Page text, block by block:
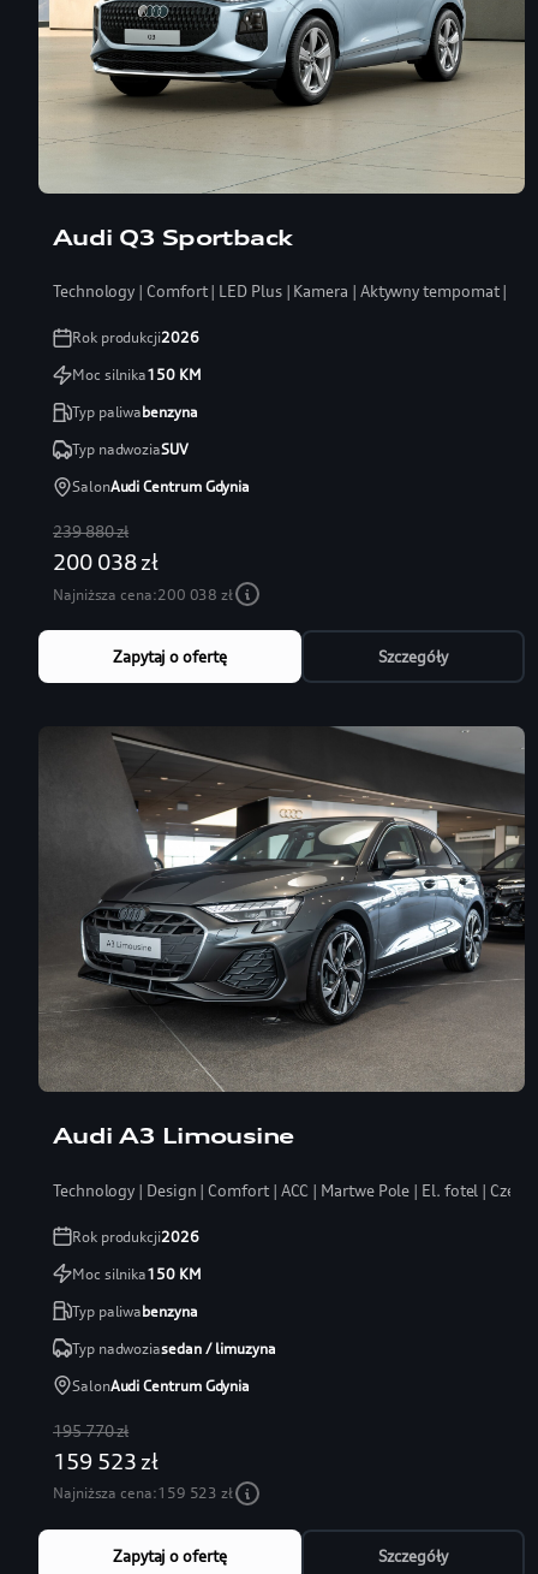
Audi Q3 Sportback
Technology | Comfort | LED Plus | Kamera | Aktywny tempomat |
Rok produkcji2026
Moc silnika150KM
Typ paliwabenzyna
Typ nadwoziaSUV
SalonAudi Centrum Gdynia
239 880 zł
200 038 zł
Najniższa cena:200 038 zł
Zapytaj o ofertę Szczegóły
Audi A3 Limousine
Technology | Design | Comfort | ACC | Martwe Pole | El. fotel |
Rok produkcji2026
Moc silnika150KM
Typ paliwabenzyna
Typ nadwoziasedan / limuzyna
SalonAudi Centrum Gdynia
195 770 zł
159 523 zł
Najniższa cena:159 523 zł
Zapytaj o ofertę Szczegóły